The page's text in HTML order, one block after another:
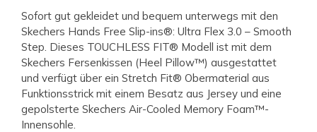
Sofort gut gekleidet und bequem unterwegs mit den
Skechers Hands Free Slip-ins®: Ultra Flex 3.0 – Smooth
Step. Dieses TOUCHLESS FIT® Modell ist mit dem
Skechers Fersenkissen (Heel Pillow™) ausgestattet
und verfügt über ein Stretch Fit® Obermaterial aus
Funktionsstrick mit einem Besatz aus Jersey und eine
gepolsterte Skechers Air-Cooled Memory Foam™-
Innensohle.